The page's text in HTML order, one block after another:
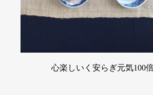
心楽しいく安らぎ元気100